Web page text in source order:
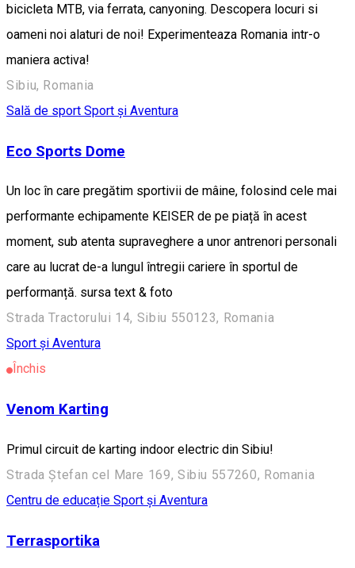
bicicleta MTB, via ferrata, canyoning. Descopera locuri si
oameni noi alaturi de noi! Experimenteaza Romania intr-o
maniera activa!
Sibiu, Romania
Sală de sport Sport și Aventura
Eco Sports Dome
Un loc în care pregătim sportivii de mâine, folosind cele mai
performante echipamente KEISER de pe piață în acest
moment, sub atenta supraveghere a unor antrenori personali
care au lucrat de-a lungul întregii cariere în sportul de
performanță. sursa text & foto
Strada Tractorului 14, Sibiu 550123, Romania
Sport și Aventura
Închis
Venom Karting
Primul circuit de karting indoor electric din Sibiu!
Strada Ștefan cel Mare 169, Sibiu 557260, Romania
Centru de educație Sport și Aventura
Terrasportika